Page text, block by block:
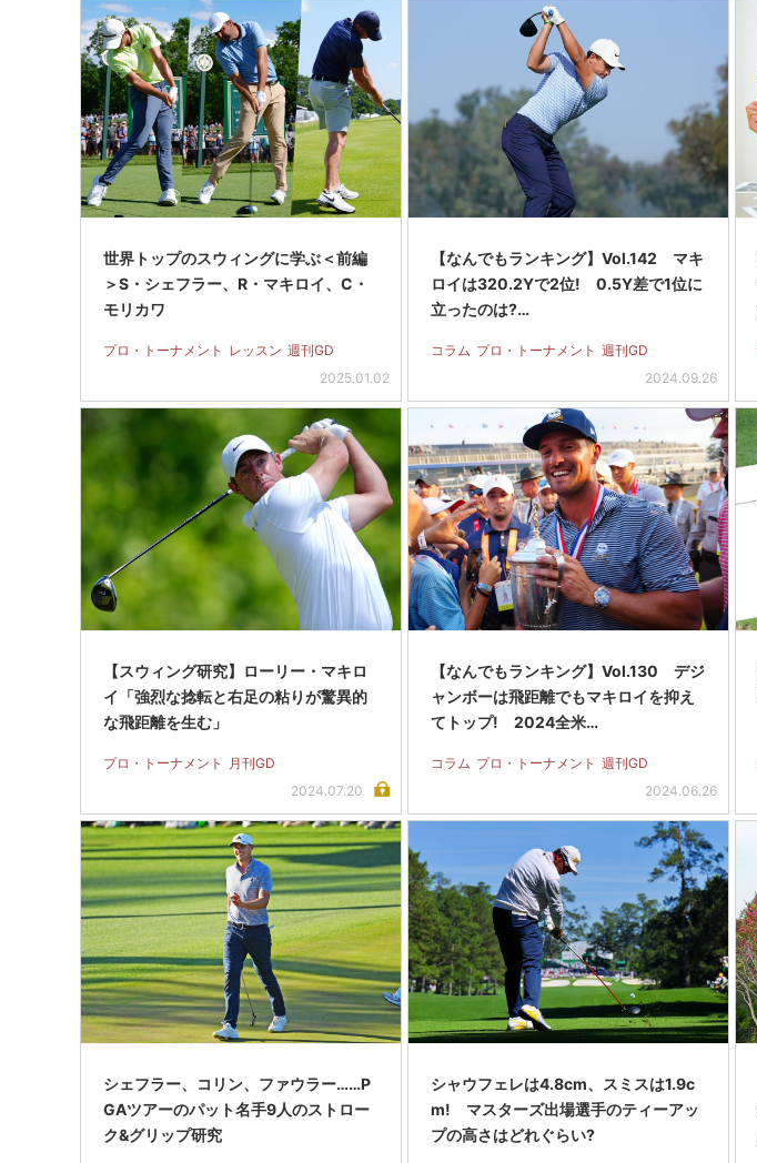
世界トップのスウィングに学ぶ＜前編
＞S・シェフラー、R・マキロイ、C・
モリカワ
プロ・トーナメント レッスン 週刊GD
2025.01.02
【なんでもランキング】Vol.142 マキ
ロイは320.2Yで2位! 0.5Y差で1位に
立ったのは?…
コラム プロ・トーナメント 週刊GD
2024.09.26
【スウィング研究】ローリー・マキロ
イ「強烈な捻転と右足の粘りが驚異的
な飛距離を生む」
プロ・トーナメント
月刊GD
2024.07.20
【なんでもランキング】Vol.130 デジ
ャンボーは飛距離でもマキロイを抑え
てトップ! 2024全米…
コラム プロ・トーナメント 週刊GD
2024.06.26
シェフラー、コリン、ファウラー……P
GAツアーのパット名手9人のストロー
ク&グリップ研究
シャウフェレは4.8cm、スミスは1.9c
m! マスターズ出場選手のティーアッ
プの高さはどれぐらい?